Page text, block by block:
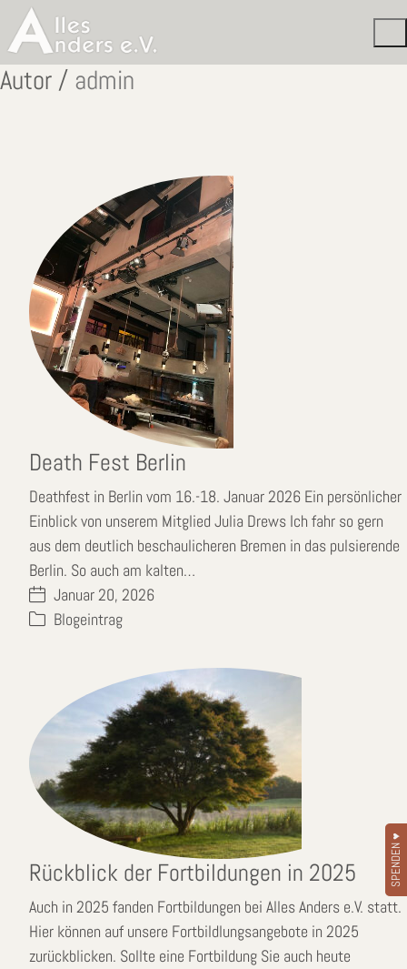
Autor / admin
Death Fest Berlin
Deathfest in Berlin vom 16.-18. Januar 2026 Ein persönlicher
Einblick von unserem Mitglied Julia Drews Ich fahr so gern
aus dem deutlich beschaulicheren Bremen in das pulsierende
Berlin. So auch am kalten…
Januar 20, 2026
Blogeintrag
Rückblick der Fortbildungen in 2025
Auch in 2025 fanden Fortbildungen bei Alles Anders e.V. statt.
Hier können auf unsere Fortbildlungsangebote in 2025
zurückblicken. Sollte eine Fortbildung Sie auch heute
SPENDEN ♥